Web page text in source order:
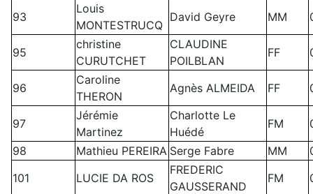
93
Louis
MONTESTRUCQ
David Geyre MM
95
christine
CURUTCHET
CLAUDINE
POILBLAN
FF
96
Caroline
THERON
Agnès ALMEIDA FF
97
Jérémie
Martinez
Charlotte Le
Huédé
FM
98
Mathieu PEREIRA Serge Fabre MM
101
LUCIE DA ROS
FREDERIC
GAUSSERAND
FM